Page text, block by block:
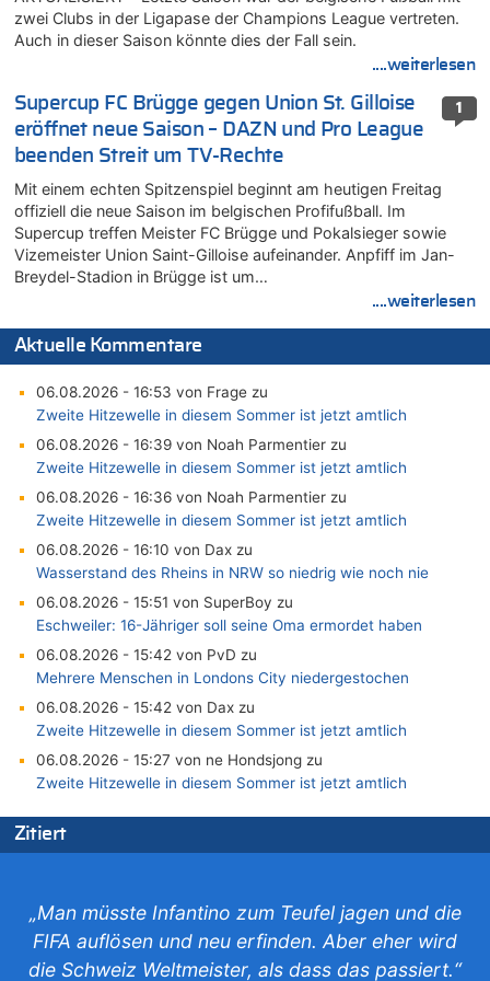
zwei Clubs in der Ligapase der Champions League vertreten.
Auch in dieser Saison könnte dies der Fall sein.
....weiterlesen
1
Supercup FC Brügge gegen Union St. Gilloise
eröffnet neue Saison – DAZN und Pro League
beenden Streit um TV-Rechte
Mit einem echten Spitzenspiel beginnt am heutigen Freitag
offiziell die neue Saison im belgischen Profifußball. Im
Supercup treffen Meister FC Brügge und Pokalsieger sowie
Vizemeister Union Saint-Gilloise aufeinander. Anpfiff im Jan-
Breydel-Stadion in Brügge ist um…
....weiterlesen
Aktuelle Kommentare
06.08.2026 - 16:53 von Frage zu
Zweite Hitzewelle in diesem Sommer ist jetzt amtlich
06.08.2026 - 16:39 von Noah Parmentier zu
Zweite Hitzewelle in diesem Sommer ist jetzt amtlich
06.08.2026 - 16:36 von Noah Parmentier zu
Zweite Hitzewelle in diesem Sommer ist jetzt amtlich
06.08.2026 - 16:10 von Dax zu
Wasserstand des Rheins in NRW so niedrig wie noch nie
06.08.2026 - 15:51 von SuperBoy zu
Eschweiler: 16-Jähriger soll seine Oma ermordet haben
06.08.2026 - 15:42 von PvD zu
Mehrere Menschen in Londons City niedergestochen
06.08.2026 - 15:42 von Dax zu
Zweite Hitzewelle in diesem Sommer ist jetzt amtlich
06.08.2026 - 15:27 von ne Hondsjong zu
Zweite Hitzewelle in diesem Sommer ist jetzt amtlich
Zweite Hitzewelle in diesem Sommer ist jetzt amtlich
06.08.2026 - 14:46 von Hugo Egon Bernhard von Sinnen zu
Frau hörte Stimmen aus Haus des verstorbenen Nachbarn
06.08.2026 - 14:44 von Coralie zu
Zitiert
„Man müsste Infantino zum Teufel jagen und die
FIFA auflösen und neu erfinden. Aber eher wird
die Schweiz Weltmeister, als dass das passiert.“